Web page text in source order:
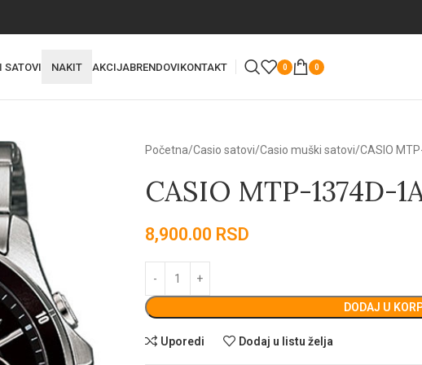
SATOVI NAKIT AKCIJABRENDOVIKONTAKT 0 0
Početna Casio satovi Casio muški satovi CASIO
CASIO MTP-1374D-
8,900.00 RSD
DODAJ U
Uporedi Dodaj u listu želja